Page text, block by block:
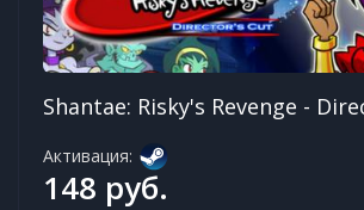
Shantae: Risky's Revenge -
Активация:
148 руб.